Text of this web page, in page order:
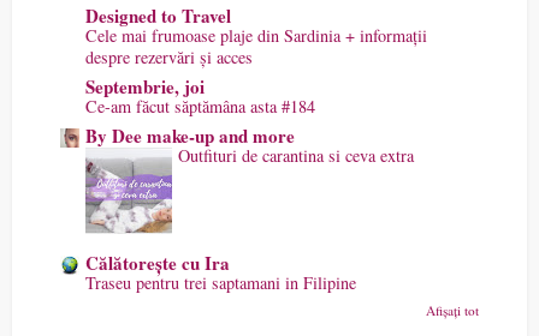
Designed to Travel
Cele mai frumoase plaje din Sardinia + informații
despre rezervări și acces
Septembrie, joi
Ce-am făcut săptămâna asta #184
By Dee make-up and more
Outfituri de carantina si ceva extra
Călătorește cu Ira
Traseu pentru trei saptamani in Filipine
Afișați tot